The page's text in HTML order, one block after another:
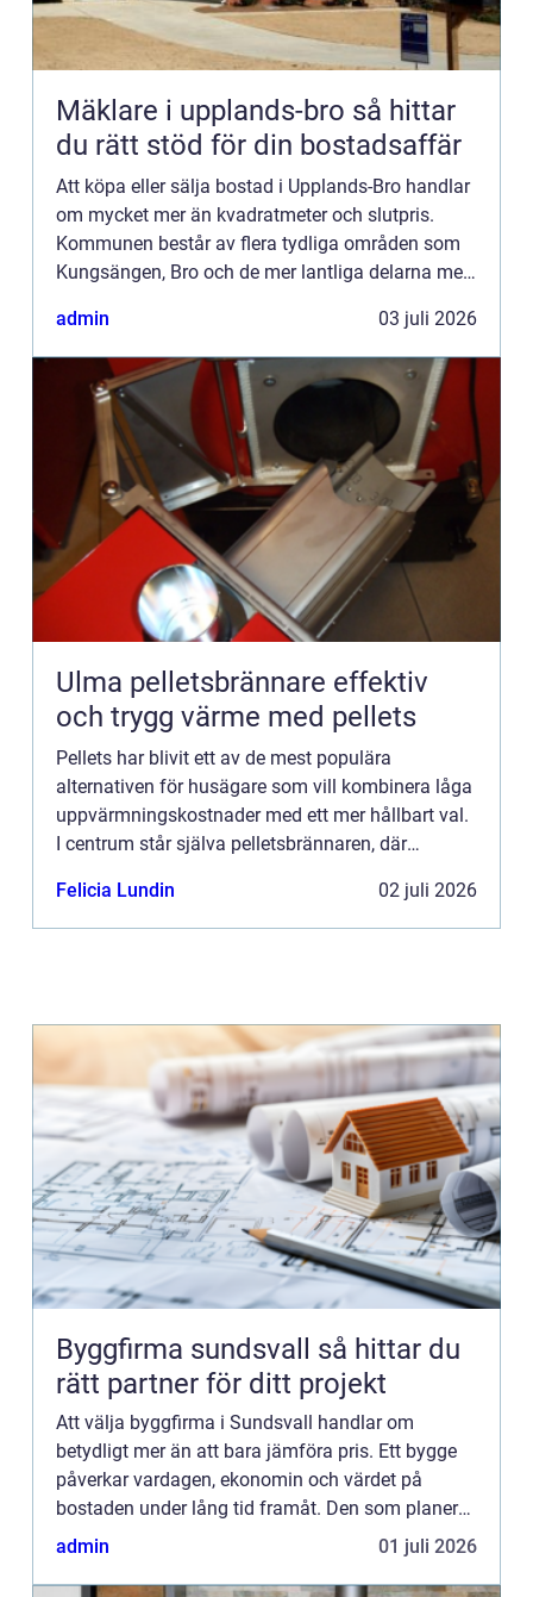
Mäklare i upplands-bro så hittar
du rätt stöd för din bostadsaffär
Att köpa eller sälja bostad i Upplands-Bro handlar
om mycket mer än kvadratmeter och slutpris.
Kommunen består av flera tydliga områden som
Kungsängen, Bro och de mer lantliga delarna med
För den som v...
admin 03 juli 2026
Ulma pelletsbrännare effektiv
och trygg värme med pellets
Pellets har blivit ett av de mest populära
alternativen för husägare som vill kombinera låga
uppvärmningskostnader med ett mer hållbart val.
I centrum står själva pelletsbrännaren, där
som faktiskt ha...
Felicia Lundin 02 juli 2026
Byggfirma sundsvall så hittar du
rätt partner för ditt projekt
Att välja byggfirma i Sundsvall handlar om
betydligt mer än att bara jämföra pris. Ett bygge
påverkar vardagen, ekonomin och värdet på
bostaden under lång tid framåt. Den som planerar
renovering, tillbyggnad eller nytt bygge tjänar
admin 01 juli 2026